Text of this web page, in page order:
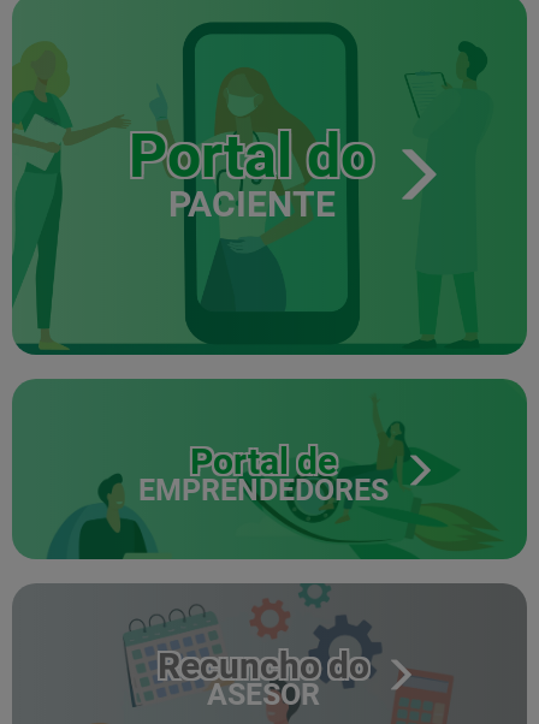
Portal do
PACIENTE
Portal de
EMPRENDEDORES
Recuncho do
ASESOR